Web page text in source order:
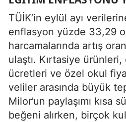
TÜİK’in eylül ayı
enflasyon yüzde 33,29
harcamalarında artış
ulaştı. Kırtasiye
ücretleri ve özel okul
veliler arasında büyük
Milor’un paylaşımı kısa
beğeni alırken, birçok